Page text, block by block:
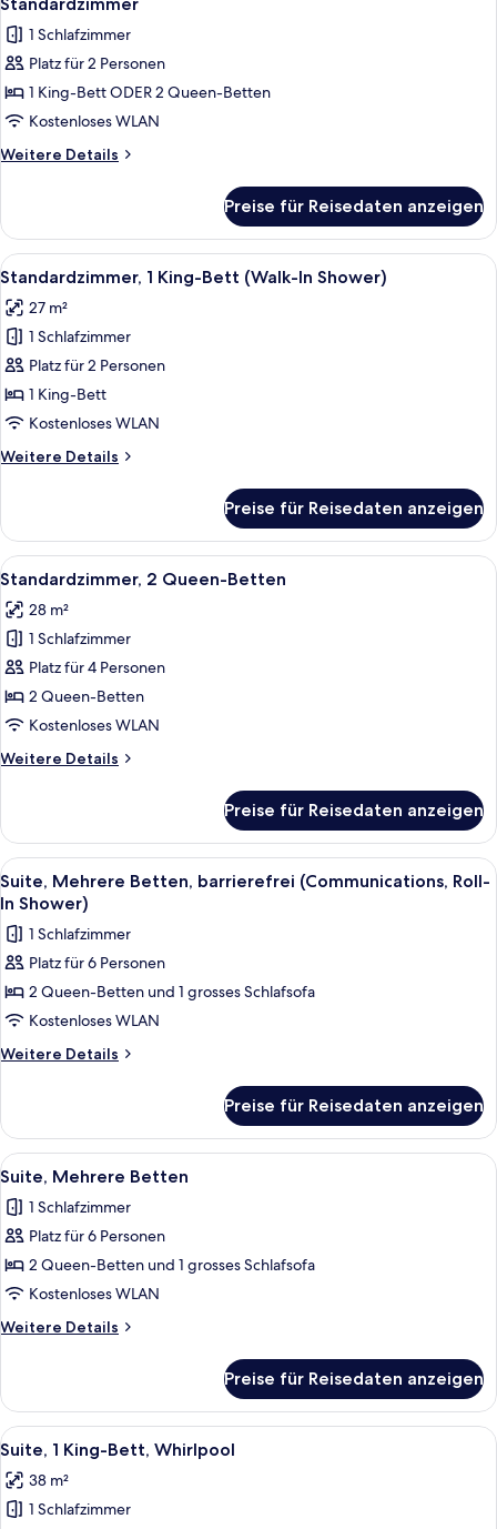
Fotos
für
Standardzimmer
anzeigen
1 Schlafzimmer
Platz für 2 Personen
1 King-Bett ODER 2 Queen-Betten
Kostenloses WLAN
Weitere Details
Weitere
Preise für Reisedaten anzeigen
Alle
Fotos
für
Standardzimmer,
1 King-
Bett
(Walk-
Shower)
Standardzimmer, 1 King-Bett (Walk-
7
Standardzimmer, 1 King-Bett (Walk-In Shower)
27 m²
1 Schlafzimmer
Platz für 2 Personen
1 King-Bett
Kostenloses WLAN
Weitere Details
Weitere
1 King-
Bett
(Walk-
Shower)
Preise für Reisedaten anzeigen
Alle
Fotos
für
Standardzimmer,
2 Queen-
Betten
anzeigen
Ein Hotelzimmer mit zwei Betten,
10
Standardzimmer, 2 Queen-Betten
28 m²
1 Schlafzimmer
Platz für 4 Personen
2 Queen-Betten
Kostenloses WLAN
Weitere Details
Weitere
2 Queen-
Betten
Preise für Reisedaten anzeigen
Alle
Fotos
für
Suite,
Mehrere
Betten,
barrierefrei
(Communications,
Shower)
anzeigen
Ein Hotelzimmer mit zwei Betten,
8
Suite, Mehrere Betten, barrierefrei (Communications, Roll-
In Shower)
1 Schlafzimmer
Platz für 6 Personen
2 Queen-Betten und 1 grosses Schlafsofa
Kostenloses WLAN
Weitere Details
Weitere
Mehrere
Betten,
barrierefrei
Roll-
In
Preise für Reisedaten anzeigen
Alle
Fotos
für
Suite,
Mehrere
Betten
anzeigen
Ein Hotelzimmer mit zwei Betten,
8
Suite, Mehrere Betten
1 Schlafzimmer
Platz für 6 Personen
2 Queen-Betten und 1 grosses Schlafsofa
Kostenloses WLAN
Weitere Details
Weitere
Mehrere
Betten
Preise für Reisedaten anzeigen
Alle
Fotos
für
Suite,
Ein modernes Badezimmer mit zwei
11
Suite, 1 King-Bett, Whirlpool
38 m²
1 Schlafzimmer